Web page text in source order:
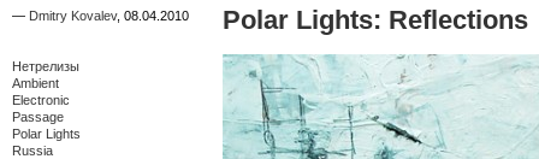
— Dmitry Kovalev, 08.04.2010
Нетрелизы
Ambient
Electronic
Passage
Polar Lights
Russia
Polar Lights: Reflections